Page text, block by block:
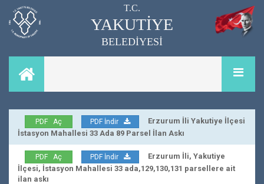
T.C.
YAKUTİYE
BELEDİYESİ
PDF Aç PDF İndir
Erzurum İli Yakutiye İlçesi
İstasyon Mahallesi 33 Ada 89 Parsel İlan Askı
PDF Aç PDF İndir
Erzurum İli, Yakutiye
İlçesi, İstasyon Mahallesi 33 ada,129,130,131 parsellere ait
ilan askı